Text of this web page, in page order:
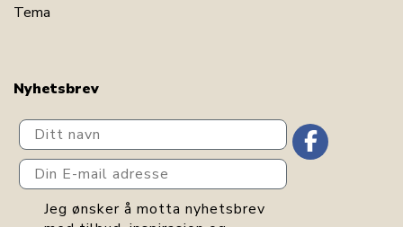
Tema
Nyhetsbrev
Ditt navn
Din E-mail adresse
GDPR consent
Jeg ønsker å motta nyhetsbrev